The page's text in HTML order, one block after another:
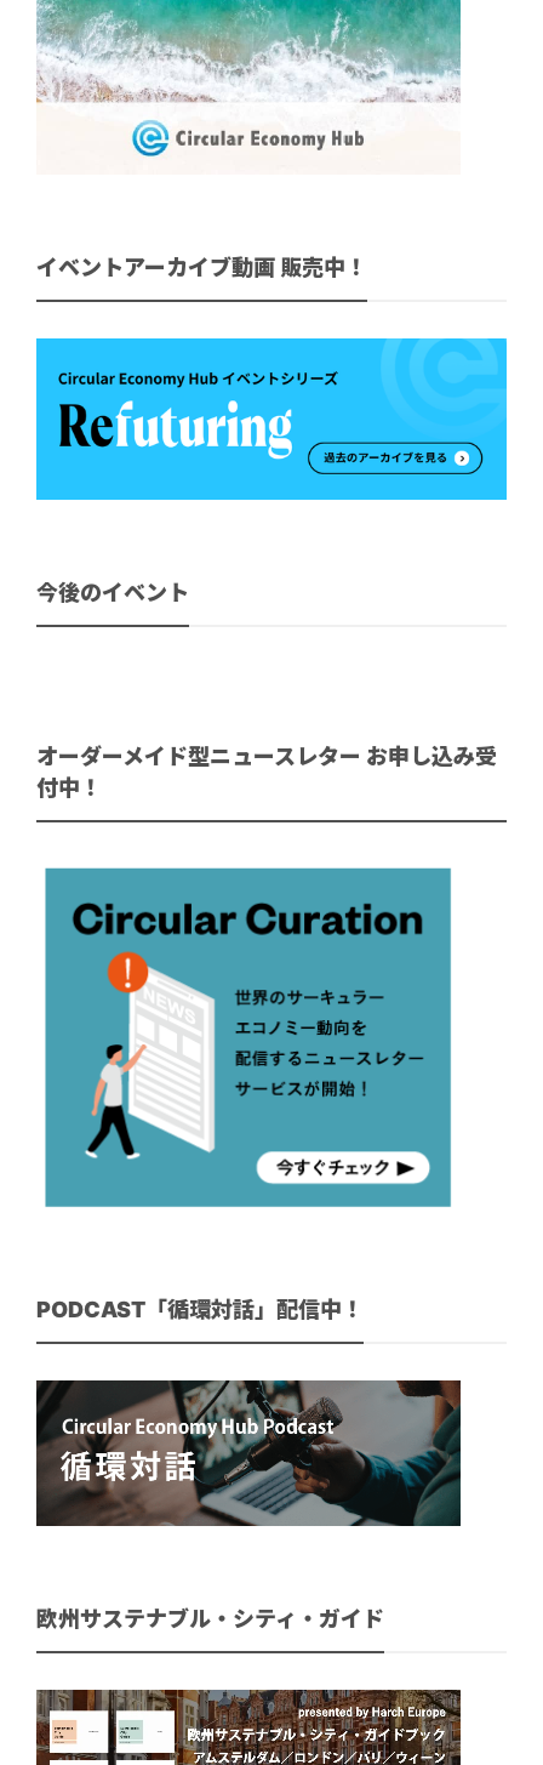
イベントアーカイブ動画 販売中！
今後のイベント
オーダーメイド型ニュースレター お申し込み受
付中！
PODCAST「循環対話」配信中！
欧州サステナブル・シティ・ガイド